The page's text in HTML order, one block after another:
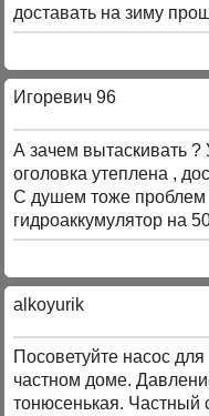
доставать на зиму
Игоревич 96
А зачем вытаскивать ?
оголовка утеплена ,
С душем тоже проблем
гидроаккумулятор на
alkoyurik
Посоветуйте насос
частном доме.
тонюсенькая. Частный